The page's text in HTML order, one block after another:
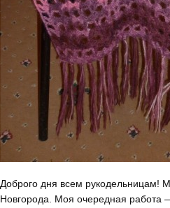
Доброго дня всем рукодельницам!
Новгорода. Моя очередная